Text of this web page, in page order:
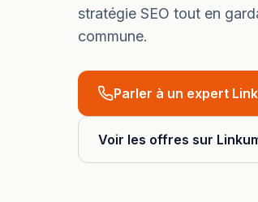
stratégie SEO tout en
commune.
Parler à un expert
Voir les offres sur